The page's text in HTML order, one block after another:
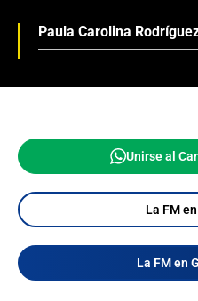
Paula Carolina
Unirse al
La FM
La FM en